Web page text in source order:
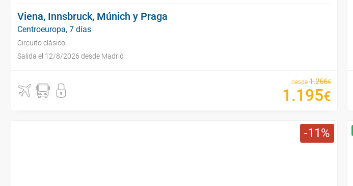
Viena, Innsbruck, Múnich y Praga
Centroeuropa, 7 días
Circuito clásico
Salida el 12/8/2026 desde Madrid
desde 1.266€
1 .195€
11